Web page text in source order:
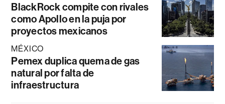
BlackRock compite con rivales
como Apollo en la puja por
proyectos mexicanos
MÉXICO
Pemex duplica quema de gas
natural por falta de
infraestructura